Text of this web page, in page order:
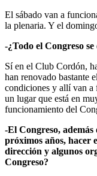
El sábado van a
la plenaria. Y el
-¿Todo el Congreso
Sí en el Club Cordón,
han renovado bastante
condiciones y allí van a
un lugar que está en
funcionamiento del
-El Congreso,
próximos años, hacer
dirección y algunos
Congreso?